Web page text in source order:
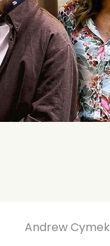
Andrew Cymek